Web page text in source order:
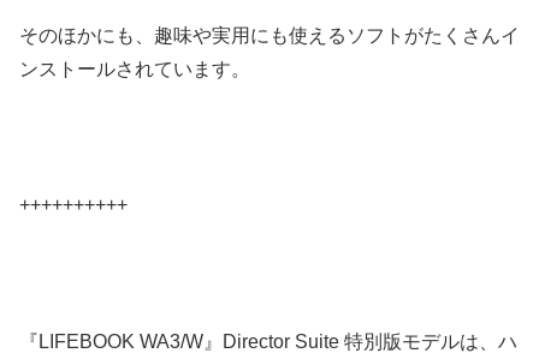
そのほかにも、趣味や実用にも使えるソフトがたくさんイ
ンストールされています。
++++++++++
『LIFEBOOK WA3/W』Director Suite 特別版モデルは、ハ